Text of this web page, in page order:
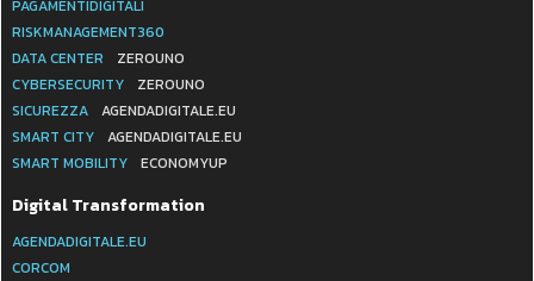
PAGAMENTIDIGITALI
RISKMANAGEMENT360
DATA CENTER
ZEROUNO
CYBERSECURITY
ZEROUNO
SICUREZZA
AGENDADIGITALE.EU
SMART CITY
AGENDADIGITALE.EU
SMART MOBILITY
ECONOMYUP
Digital Transformation
AGENDADIGITALE.EU
CORCOM